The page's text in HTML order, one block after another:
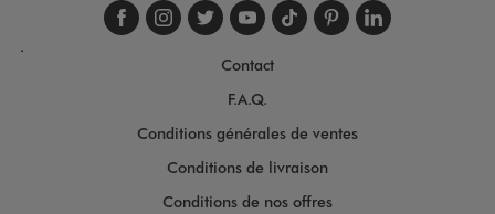
Suivez-nous sur
Suivez-nous sur
Suivez-nous sur
Suivez-nous
Suivez-nous
Suivez-
.
Contact
F.A.Q.
Conditions générales de ventes
Conditions de livraison
Conditions de nos offres